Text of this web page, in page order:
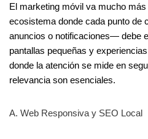
El marketing móvil va mucho
ecosistema donde cada punto de
anuncios o notificaciones— debe
pantallas pequeñas y
donde la atención se mide en
relevancia son esenciales.
A. Web Responsiva y SEO Local